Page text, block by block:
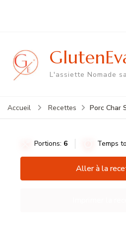
L'assiette Nomade
Accueil Recettes Porc Char
Portions: 6 Temps
Aller à la